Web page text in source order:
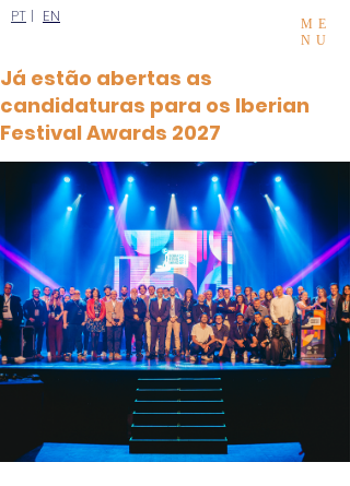
PT | EN
ME
NU
Já estão abertas as
candidaturas para os Iberian
Festival Awards 2027